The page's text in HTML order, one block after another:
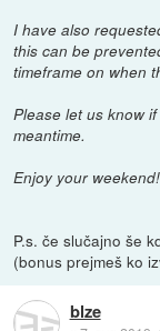
I have also
this can be
timeframe on when
Please let us know
meantime.
Enjoy your weekend!
P.s. če slučajno še
(bonus prejmeš ko
blze